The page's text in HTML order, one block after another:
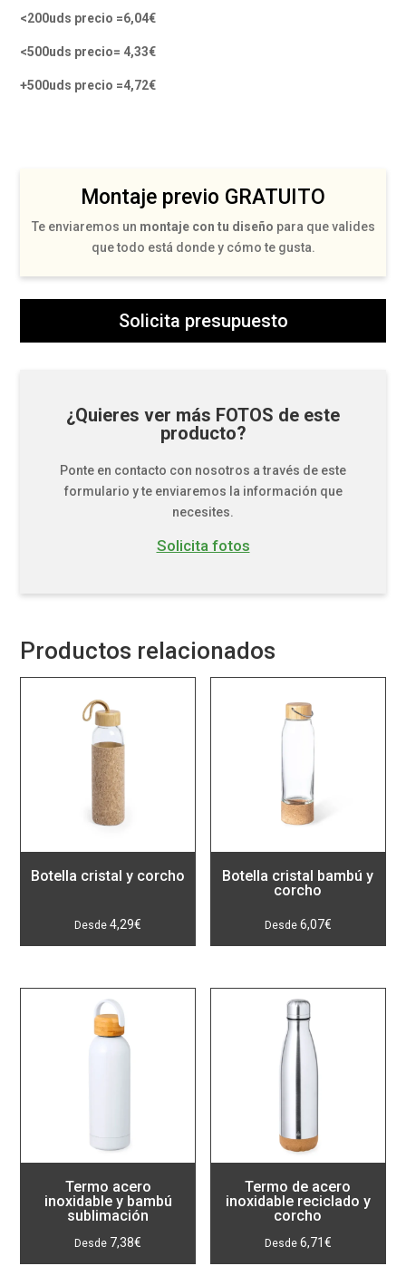
<200uds precio =6,04€
<500uds precio= 4,33€
+500uds precio =4,72€
Montaje previo GRATUITO
Te enviaremos un montaje con tu diseño para que valides
que todo está donde y cómo te gusta.
Solicita presupuesto
¿Quieres ver más FOTOS de este
producto?
Ponte en contacto con nosotros a través de este
formulario y te enviaremos la información que
necesites.
Solicita fotos
Productos relacionados
Botella cristal y corcho
4,29€
Botella cristal bambú y
corcho
6,07€
Termo acero
inoxidable y bambú
sublimación
7,38€
Termo de acero
inoxidable reciclado y
corcho
6,71€